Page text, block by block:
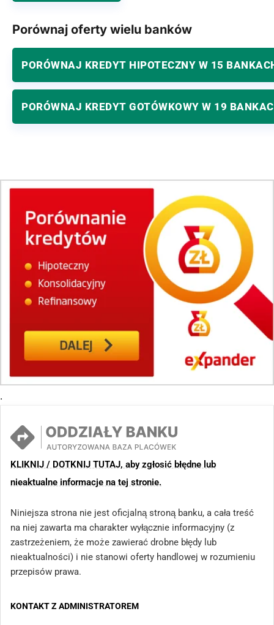
Porównaj oferty wielu banków
PORÓWNAJ KREDYT HIPOTECZNY W 15
PORÓWNAJ KREDYT GOTÓWKOWY W 19
.
KLIKNIJ / DOTKNIJ TUTAJ, aby zgłosić błędne lub
nieaktualne informacje na tej stronie.
Niniejsza strona nie jest oficjalną stroną banku, a cała treść
na niej zawarta ma charakter wyłącznie informacyjny (z
zastrzeżeniem, że może zawierać drobne błędy lub
nieaktualności) i nie stanowi oferty handlowej w rozumieniu
przepisów prawa.
KONTAKT Z ADMINISTRATOREM